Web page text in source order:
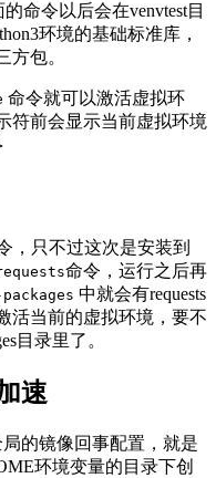
命令以后会在venvtest目
环境的基础标准库，
方包。
命令就可以激活虚拟环
符前会显示当前虚拟环境
，只不过这次是安装到
命令，运行之后再
中就会有requests
活当前的虚拟环境，要不
目录里了。
速
的镜像回事配置，就是
环境变量的目录下创